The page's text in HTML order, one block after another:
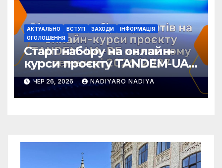
АКТУАЛЬНО ВСТУП ЗАХОДИ
ІНФОРМАЦІЯ
ОГОЛОШЕННЯ
Старт набору на онлайн-
курси проєкту TANDEM-UA-
DE у зимовому семестрі
2026/2027!
ЧЕР 26, 2026 NADIYARO NADIYA